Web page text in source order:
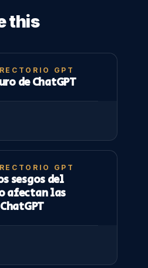
this
GPT
de ChatGPT
GPT
sesgos del
afectan las